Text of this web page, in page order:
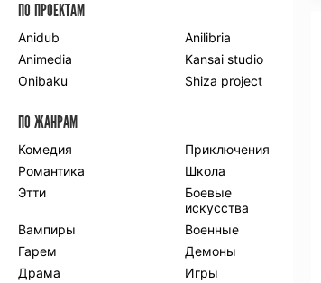
ПО ПРОЕКТАМ
Anidub
Anilibria
Animedia
Kansai studio
Onibaku
Shiza project
ПО ЖАНРАМ
Комедия
Приключения
Романтика
Школа
Этти
Боевые
искусства
Вампиры
Военные
Гарем
Демоны
Драма
Игры